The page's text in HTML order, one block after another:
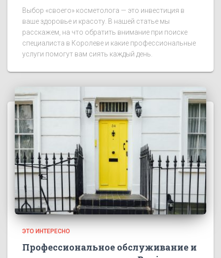
Выбор «своего» косметолога — это инвестиция в
ваше здоровье и красоту. В нашей статье мы
расскажем, на что обратить внимание при поиске
специалиста в Королеве и какие профессиональные
услуги помогут вам сиять каждый день.
ЭТО ИНТЕРЕСНО
Профессиональное обслуживание и